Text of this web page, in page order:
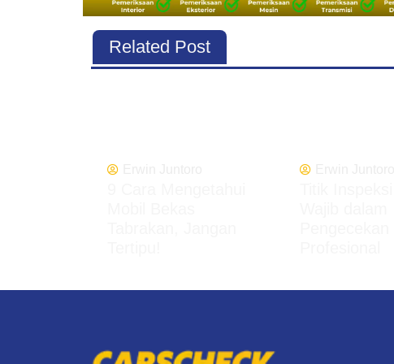
Related Post